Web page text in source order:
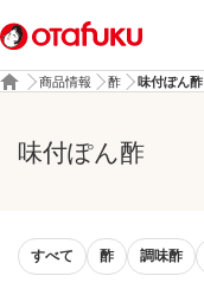
商品情報 酢 味付ぽん酢
味付ぽん酢
すべて 酢 調味酢